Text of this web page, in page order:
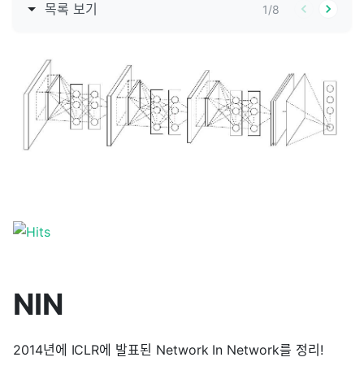
목록 보기 1/8
NIN
2014년에 ICLR에 발표된 Network In Network를 정리!